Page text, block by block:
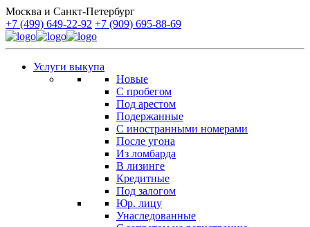
Москва и Санкт-Петербург
+7 (499) 649-22-92 +7 (909) 695-88-69
Услуги выкупа
Новые
С пробегом
Под арестом
Подержанные
С иностранными номерами
После угона
Из ломбарда
В лизинге
Кредитные
Под залогом
Юр. лицу
Унаследованные